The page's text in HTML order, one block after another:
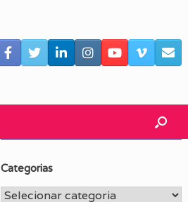
Categorias
Categorias